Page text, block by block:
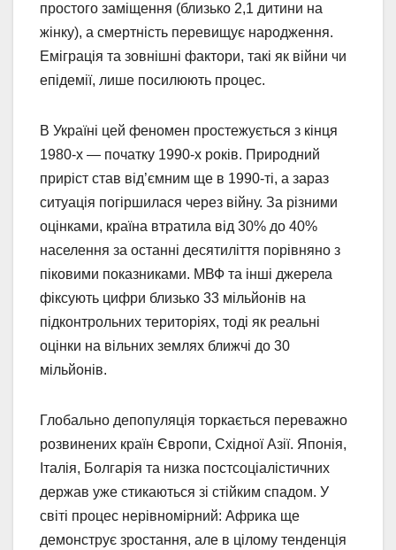
простого заміщення (близько 2,1 дитини на
жінку), а смертність перевищує народження.
Еміграція та зовнішні фактори, такі як війни чи
епідемії, лише посилюють процес.
В Україні цей феномен простежується з кінця
1980-х — початку 1990-х років. Природний
приріст став від’ємним ще в 1990-ті, а зараз
ситуація погіршилася через війну. За різними
оцінками, країна втратила від 30% до 40%
населення за останні десятиліття порівняно з
піковими показниками. МВФ та інші джерела
фіксують цифри близько 33 мільйонів на
підконтрольних територіях, тоді як реальні
оцінки на вільних землях ближчі до 30
мільйонів.
Глобально депопуляція торкається переважно
розвинених країн Європи, Східної Азії. Японія,
Італія, Болгарія та низка постсоціалістичних
держав уже стикаються зі стійким спадом. У
світі процес нерівномірний: Африка ще
демонструє зростання, але в цілому тенденція